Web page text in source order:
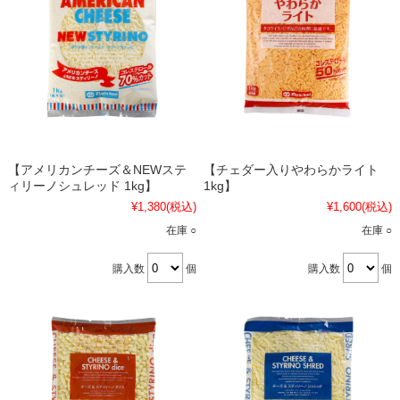
【アメリカンチーズ＆NEWステ
ィリーノシュレッド 1kg】
¥1,380(税込)
在庫 ○
購入数 個
【チェダー入りやわらかライト
1kg】
¥1,600(税込)
在庫 ○
購入数 個